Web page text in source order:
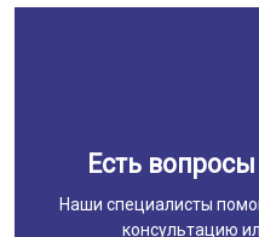
Есть
Наши специалисты
консультацию